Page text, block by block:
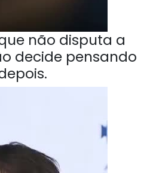
não disputa a
decide pensando